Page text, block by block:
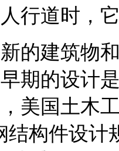
行道时，
的建筑物
期的设计
美国土木
结构件设计